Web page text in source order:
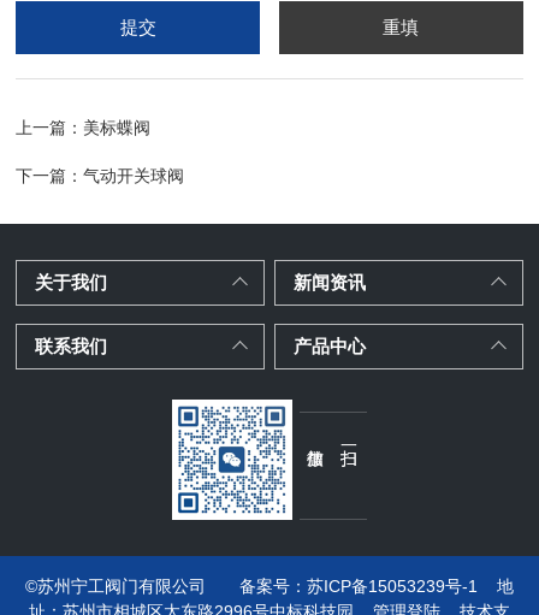
上一篇： 美标蝶阀
下一篇：气动开关球阀
关于我们 新闻资讯
联系我们 产品中心
©苏州宁工阀门有限公司 备案号：苏ICP备15053239号-1
地